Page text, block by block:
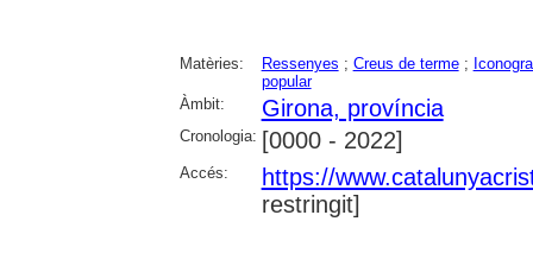
Matèries: Ressenyes ; Creus de terme;
popular
Àmbit:
Girona, província
Cronologia: [0000 - 2022]
Accés:
https://
restringit]